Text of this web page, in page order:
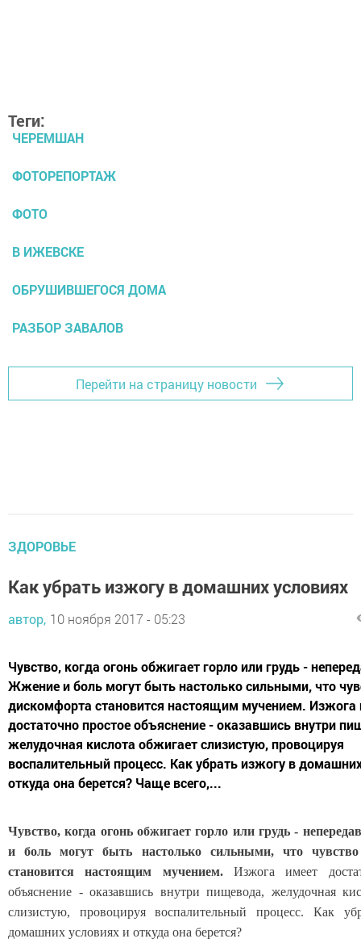
Теги:
ЧЕРЕМШАН
ФОТОРЕПОРТАЖ
ФОТО
В ИЖЕВСКЕ
ОБРУШИВШЕГОСЯ ДОМА
РАЗБОР ЗАВАЛОВ
Перейти на страницу новости
ЗДОРОВЬЕ
Как убрать изжогу в домашних условиях
автор, 10 ноября 2017 - 05:23
Чувство, когда огонь обжигает горло или грудь -
Жжение и боль могут быть настолько сильными, что
дискомфорта становится настоящим мучением. Изжога
достаточно простое объяснение - оказавшись внутри
желудочная кислота обжигает слизистую, провоцируя
воспалительный процесс. Как убрать изжогу в
откуда она берется? Чаще всего,...
Чувство, когда огонь обжигает горло или грудь -
и боль могут быть настолько сильными, что чувство
становится настоящим мучением.Изжога имеет
объяснение - оказавшись внутри пищевода, желудочная
слизистую, провоцируя воспалительный процесс. Как
домашних условиях и откуда она берется?